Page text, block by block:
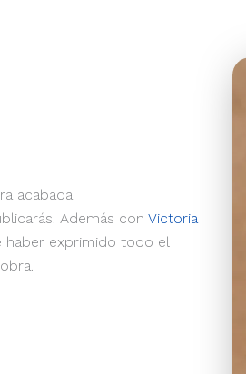
acabada
Además con Victoria
exprimido todo el